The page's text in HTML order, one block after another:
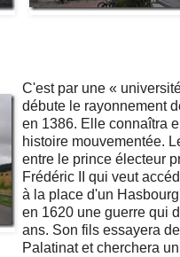
C'est par une «
débute le rayonnement
en 1386. Elle connaîtra
histoire mouvementée.
entre le prince électeur
Frédéric II qui veut
à la place d'un
en 1620 une guerre qui
ans. Son fils essayera
Palatinat et cherchera